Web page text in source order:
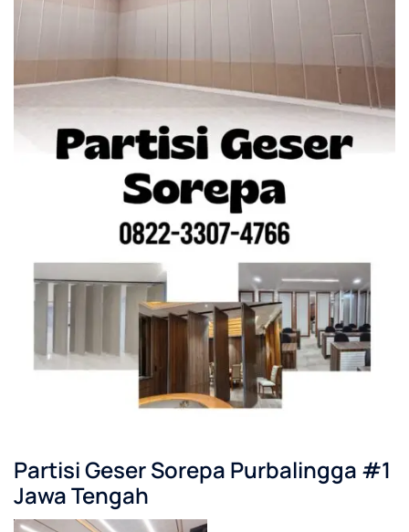
Partisi Geser Sorepa Purbalingga #1
Jawa Tengah